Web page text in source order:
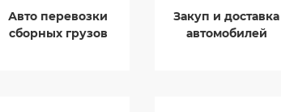
Авто перевозки
сборных грузов
Закуп и доставка
автомобилей